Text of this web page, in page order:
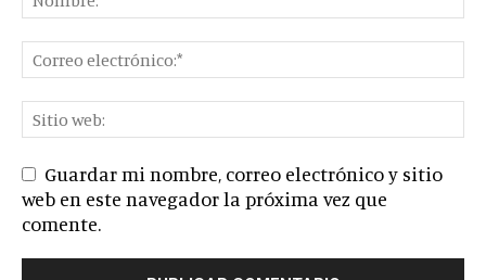
Guardar mi nombre, correo electrónico y sitio
web en este navegador la próxima vez que
comente.